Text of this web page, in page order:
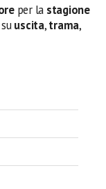
per la stagione
suuscita,trama,